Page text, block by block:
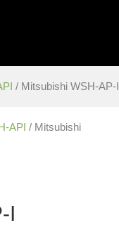
/ Mitsubishi WSH-AP-I
API / Mitsubishi
I